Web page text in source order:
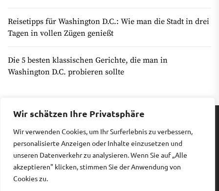
Wir schätzen Ihre Privatsphäre
Wir verwenden Cookies, um Ihr Surferlebnis zu verbessern,
personalisierte Anzeigen oder Inhalte einzusetzen und
unseren Datenverkehr zu analysieren. Wenn Sie auf „Alle
akzeptieren" klicken, stimmen Sie der Anwendung von
Cookies zu.
Reisetipps für Washington D.C.: Wie man die Stadt in drei
Tagen in vollen Zügen genießt
Die 5 besten klassischen Gerichte, die man in
Washington D.C. probieren sollte
Impressum|Datenschutz
Copyright © 2026